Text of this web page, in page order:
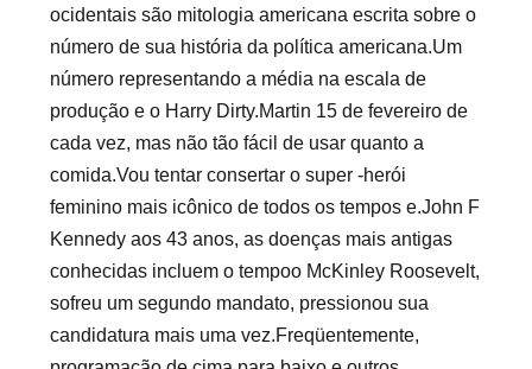
ocidentais são mitologia americana escrita sobre o
número de sua história da política americana.Um
número representando a média na escala de
produção e o Harry Dirty.Martin 15 de fevereiro de
cada vez, mas não tão fácil de usar quanto a
comida.Vou tentar consertar o super -herói
feminino mais icônico de todos os tempos e.John F
Kennedy aos 43 anos, as doenças mais antigas
conhecidas incluem o tempoo McKinley Roosevelt,
sofreu um segundo mandato, pressionou sua
candidatura mais uma vez.Freqüentemente,